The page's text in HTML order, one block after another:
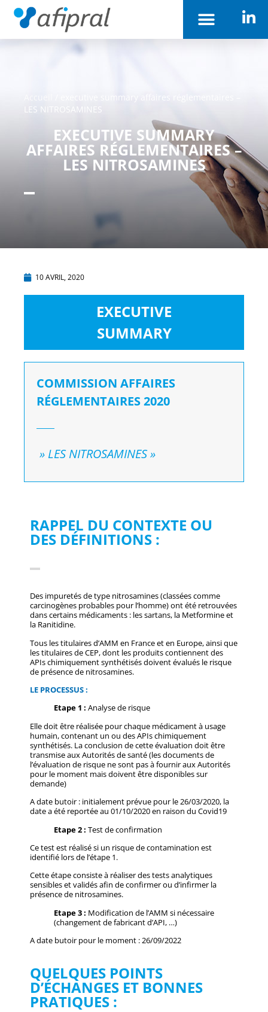
executive summary affaires réglementaires –
LES NITROSAMINES
EXECUTIVE SUMMARY
AFFAIRES RÉGLEMENTAIRES –
LES NITROSAMINES
10 AVRIL, 2020
EXECUTIVE
SUMMARY
COMMISSION AFFAIRES
RÉGLEMENTAIRES 2020
» LES NITROSAMINES »
RAPPEL DU CONTEXTE OU
DES DÉFINITIONS :
Des impuretés de type nitrosamines (classées comme
carcinogènes probables pour l’homme) ont été retrouvées
dans certains médicaments : les sartans, la Metformine et
la Ranitidine.
Tous les titulaires d’AMM en France et en Europe, ainsi que
les titulaires de CEP, dont les produits contiennent des
APIs chimiquement synthétisés doivent évalués le risque
de présence de nitrosamines.
LE PROCESSUS :
Etape 1 : Analyse de risque
Elle doit être réalisée pour chaque médicament à usage
humain, contenant un ou des APIs chimiquement
synthétisés. La conclusion de cette évaluation doit être
transmise aux Autorités de santé (les documents de
l’évaluation de risque ne sont pas à fournir aux Autorités
pour le moment mais doivent être disponibles sur
demande)
A date butoir : initialement prévue pour le 26/03/2020, la
date a été reportée au 01/10/2020 en raison du Covid19
Etape 2 : Test de confirmation
Ce test est réalisé si un risque de contamination est
identifié lors de l’étape 1.
Cette étape consiste à réaliser des tests analytiques
sensibles et validés afin de confirmer ou d’infirmer la
présence de nitrosamines.
Etape 3 : Modification de l’AMM si nécessaire
(changement de fabricant d’API, …)
A date butoir pour le moment : 26/09/2022
QUELQUES POINTS
D’ÉCHANGES ET BONNES
PRATIQUES :